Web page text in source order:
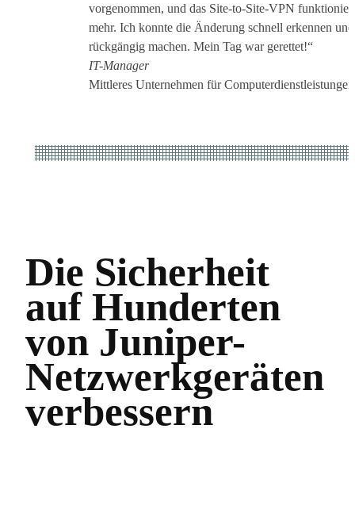
vorgenommen, und das Site-to-Site-VPN
mehr. Ich konnte die Änderung schnell erkennen und
rückgängig machen. Mein Tag war gerettet!“
IT-Manager
Mittleres Unternehmen für Computerdienstleistungen
Die Sicherheit
auf Hunderten
von Juniper-
Netzwerkgeräten
verbessern